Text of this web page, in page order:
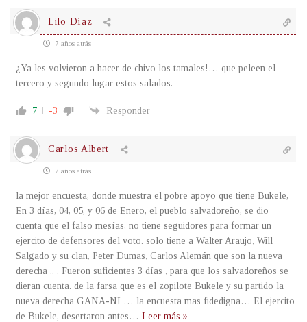
Lilo Díaz
7 años atrás
¿Ya les volvieron a hacer de chivo los tamales!… que peleen el
tercero y segundo lugar estos salados.
7 -3 Responder
Carlos Albert
7 años atrás
la mejor encuesta, donde muestra el pobre apoyo que tiene Bukele,
En 3 días, 04, 05, y 06 de Enero, el pueblo salvadoreño, se dio
cuenta que el falso mesías, no tiene seguidores para formar un
ejercito de defensores del voto. solo tiene a Walter Araujo, Will
Salgado y su clan, Peter Dumas, Carlos Alemán que son la nueva
derecha .. . Fueron suficientes 3 días , para que los salvadoreños se
dieran cuenta. de la farsa que es el zopilote Bukele y su partido la
nueva derecha GANA-NI … la encuesta mas fidedigna… El ejercito
de Bukele, desertaron antes … Leer más »